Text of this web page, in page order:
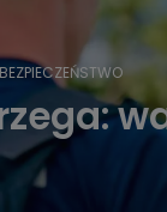
BEZPIECZEŃSTWO